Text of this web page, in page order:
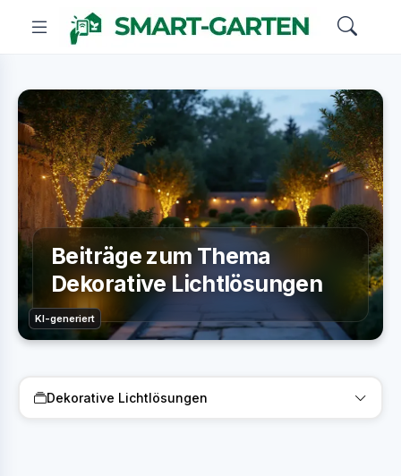
KI-generiert
Beiträge zum Thema
Dekorative Lichtlösungen
Dekorative Lichtlösungen